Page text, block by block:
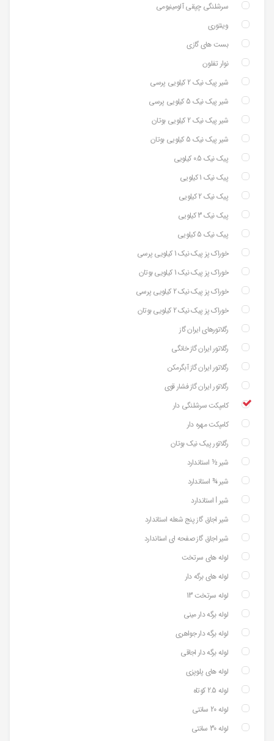
سرشلنگی چپقی آلومینیومی
وینتوری
بست های گازی
نوار تفلون
شیر پیک نیک 2 کیلویی پرسی
شیر پیک نیک 5 کیلویی پرسی
شیر پیک نیک 2 کیلویی بوتان
شیر پیک نیک 5 کیلویی بوتان
پیک نیک 0.5 کیلویی
پیک نیک 1 کیلویی
پیک نیک 2 کیلویی
پیک نیک 3 کیلویی
پیک نیک 5 کیلویی
خوراک پز پیک نیک 1 کیلویی پرسی
خوراک پز پیک نیک 1 کیلویی بوتان
خوراک پز پیک نیک 2 کیلویی پرسی
خوراک پز پیک نیک 2 کیلویی بوتان
رگلاتورهای ایران گاز
رگلاتور ایران گاز خانگی
رگلاتور ایران گاز آبگرمکن
رگلاتور ایران گاز فشار قوی
کامپکت سرشلنگی دار
کامپکت مهره دار
رگلاتور پیک نیک بوتان
شیر ½ استاندارد
شیر ¾ استاندارد
شیر ⅼ استاندارد
شیر اجاق گاز پنج شعله استاندارد
شیر اجاق گاز صفحه ای استاندارد
لوله های سرتخت
لوله های برگه دار
لوله سرتخت 13
لوله برگه دار مینی
لوله برگه دار جواهری
لوله برگه دار اجاقی
لوله های پلوپزی
لوله 2.5 کوتاه
لوله 20 سانتی
لوله 30 سانتی